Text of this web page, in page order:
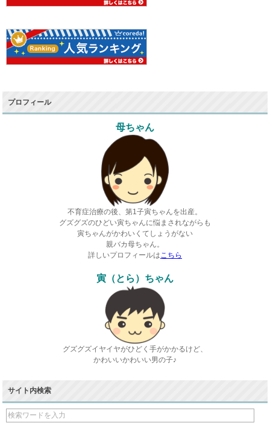
プロフィール
母ちゃん
不育症治療の後、第1子寅ちゃんを出産。
グズグズのひどい寅ちゃんに悩まされながらも
寅ちゃんがかわいくてしょうがない
親バカ母ちゃん。
詳しいプロフィールはこちら
寅（とら）ちゃん
グズグズイヤイヤがひどく手がかかるけど、
かわいいかわいい男の子♪
サイト内検索